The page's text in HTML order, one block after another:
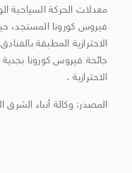
معدلات الحركة السياحية
فيروس كورونا المستجد،
الاحترازية المطبقة
جائحة فيروس كورونا بجدية
الاحترازية .
المصدر: وكالة أنباء